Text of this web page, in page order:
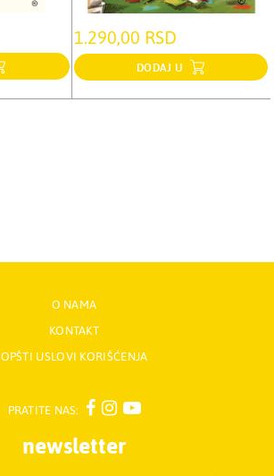
1.290,00 RSD
DODAJ U
O NAMA
KONTAKT
OPŠTI USLOVI KORIŠĆENJA
PRATITE NAS:
newsletter